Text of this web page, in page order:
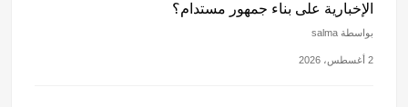
الإخبارية على بناء جمهور مستدام؟
بواسطة salma
2 أغسطس، 2026